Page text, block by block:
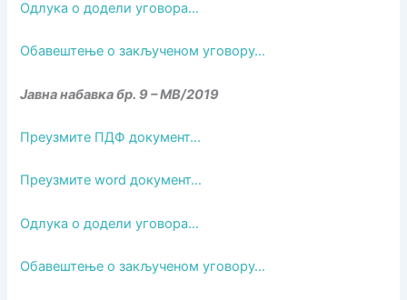
Одлука о додели уговора…
Обавештење о закљученом уговору…
Јавна набавка бр. 9 – МВ/2019
Преузмите ПДФ документ…
Преузмите word документ…
Одлука о додели уговора…
Обавештење о закљученом уговору…